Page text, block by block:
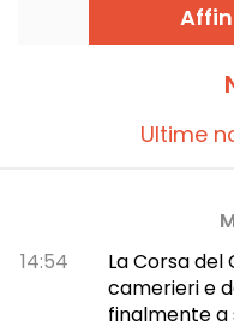
Ultime
14:54
La Corsa del
camerieri e
finalmente a